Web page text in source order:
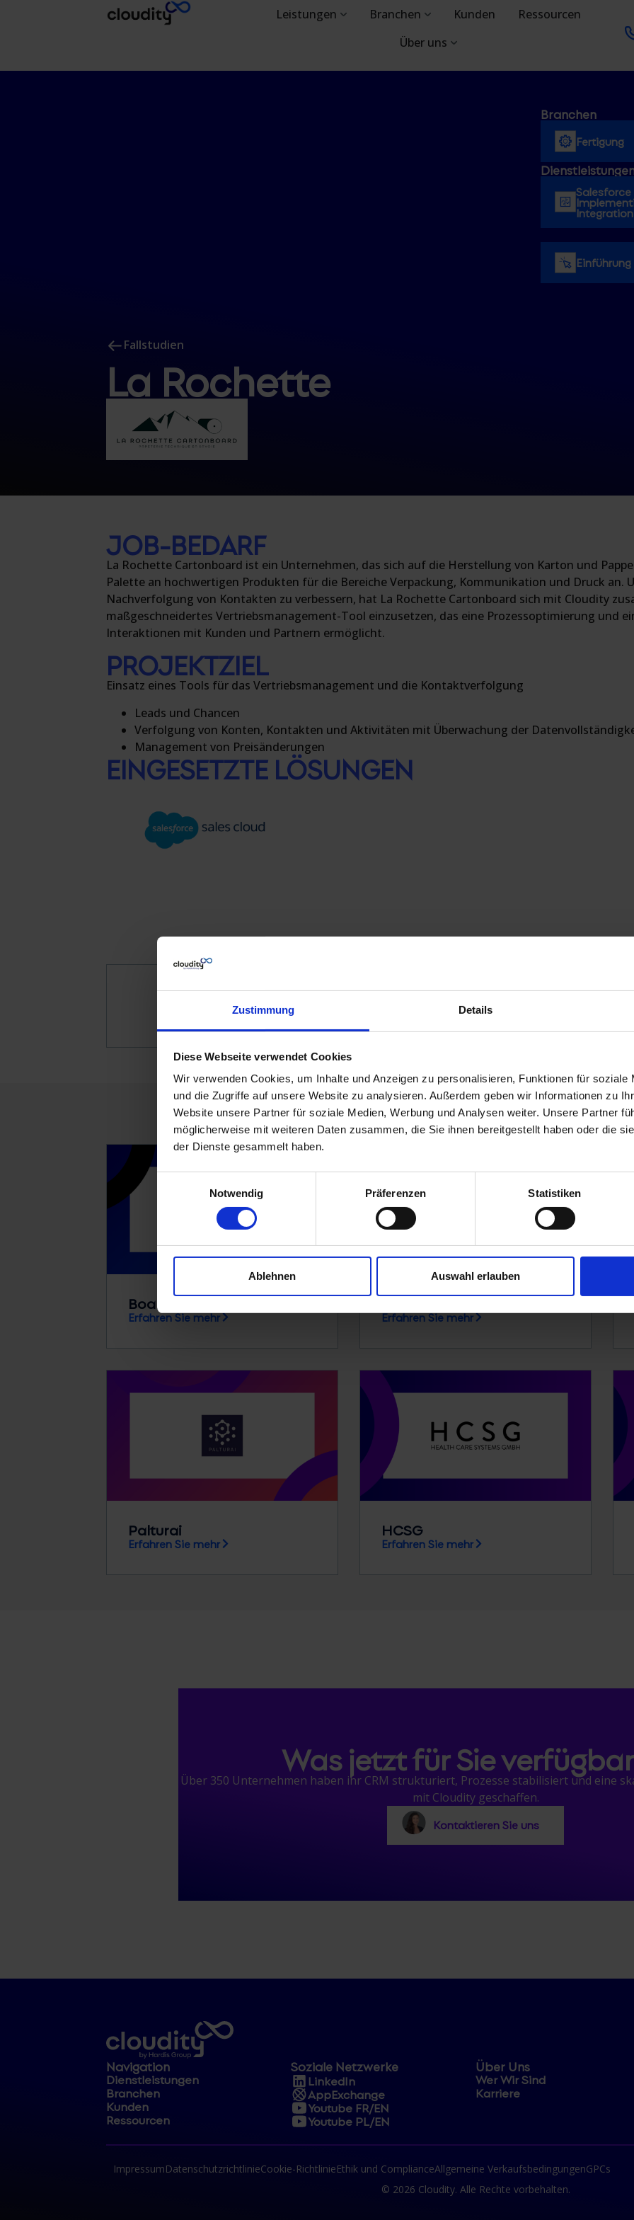
Zustimmung Details
Diese Webseite verwendet Cookies
Wir verwenden Cookies, um Inhalte und Anzeigen zu personalisieren, Funktionen für soziale
und die Zugriffe auf unsere Website zu analysieren. Außerdem geben wir Informationen zu
Website unsere Partner für soziale Medien, Werbung und Analysen weiter. Unsere Partner
möglicherweise mit weiteren Daten zusammen, die Sie ihnen bereitgestellt haben oder die
der Dienste gesammelt haben.
Notwendig
Präferenzen Statistiken
Ablehnen Auswahl erlauben
Leistungen Branchen Kunden
Ressourcen
Über uns
Fallstudien
La Rochette
Branchen
Fertigung
Salesforce
Integration
JOB-BEDARF
La Rochette Cartonboard ist ein Unternehmen, das sich auf die Herstellung von Karton und
Palette an hochwertigen Produkten für die Bereiche Verpackung, Kommunikation und Druck an.
Nachverfolgung von Kontakten zu verbessern, hat La Rochette Cartonboard sich mit Cloudity
maßgeschneidertes Vertriebsmanagement-Tool einzusetzen, das eine Prozessoptimierung und
Interaktionen mit Kunden und Partnern ermöglicht.
PROJEKTZIEL
Einsatz eines Tools für das Vertriebsmanagement und die Kontaktverfolgung
Leads und Chancen
Verfolgung von Konten, Kontakten und Aktivitäten mit Überwachung der
Management von Preisänderungen
EINGESETZTE LÖSUNGEN
Fertigung
MehrRessourcen
Boardriders
Erfahren Sie mehr
Erste
Erfahren Sie mehr
Palturai
Erfahren Sie mehr
HCSG
Erfahren Sie mehr
Was jetzt für Sie
Über 350 Unternehmen haben ihr CRM strukturiert, Prozesse stabilisiert und eine
mit Cloudity geschaffen.
Kontaktieren Sie uns
Navigation
Dienstleistungen
Branchen
Kunden
Ressourcen
Soziale Netzwerke
LinkedIn
AppExchange
Youtube FR/EN
Youtube PL/EN
Über Uns
Wer Wir Sind
Karriere
ImpressumDatenschutzrichtlinieCookie-RichtlinieEthik und ComplianceAllgemeine VerkaufsbedingungenGPCs
© 2026 Cloudity. Alle Rechte vorbehalten.